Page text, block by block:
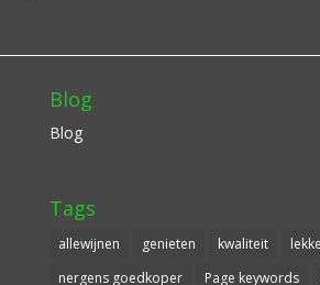
Blog
Blog
Tags
allewijnen genieten kwaliteit
nergens goedkoper
Page keywords